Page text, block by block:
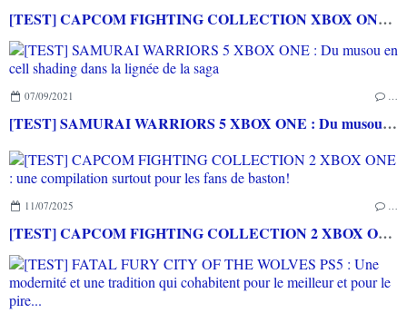
[TEST] CAPCOM FIGHTING COLLECTION XBOX ONE : Une super session de rattrapage!
07/09/2021 …
[TEST] SAMURAI WARRIORS 5 XBOX ONE : Du musou en cell shading dans la lignée de la saga
11/07/2025 …
[TEST] CAPCOM FIGHTING COLLECTION 2 XBOX ONE : une compilation surtout pour les fans de baston!